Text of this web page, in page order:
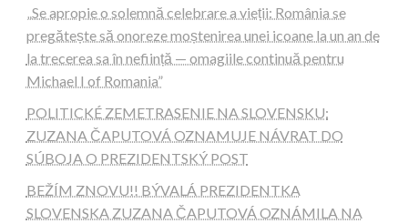
„Se apropie o solemnă celebrare a vieții: România se
pregătește să onoreze moștenirea unei icoane la un an de
la trecerea sa în neființă — omagiile continuă pentru
Michael I of Romania”
POLITICKÉ ZEMETRASENIE NA SLOVENSKU:
ZUZANA ČAPUTOVÁ OZNAMUJE NÁVRAT DO
SÚBOJA O PREZIDENTSKÝ POST
BEŽÍM ZNOVU!! BÝVALÁ PREZIDENTKA
SLOVENSKA ZUZANA ČAPUTOVÁ OZNÁMILA NA